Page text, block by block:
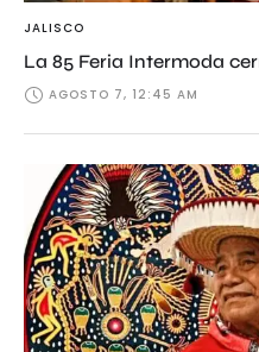
JALISCO
La 85 Feria Intermoda
AGOSTO 7, 12:45 AM